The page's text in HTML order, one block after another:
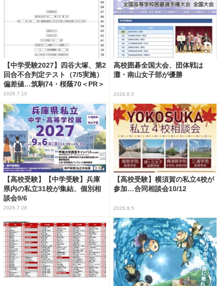
【中学受験2027】四谷大塚、第2
回合不合判定テスト（7/5実施）
偏差値…筑駒74・桜蔭70＜PR＞
2026.7.10
高校囲碁全国大会、団体戦は
灘・南山女子部が優勝
2026.8.5
【高校受験】【中学受験】兵庫
県内の私立31校が集結、個別相
談会9/6
2026.7.28
【高校受験】横須賀の私立4校が
参加…合同相談会10/12
2026.8.5